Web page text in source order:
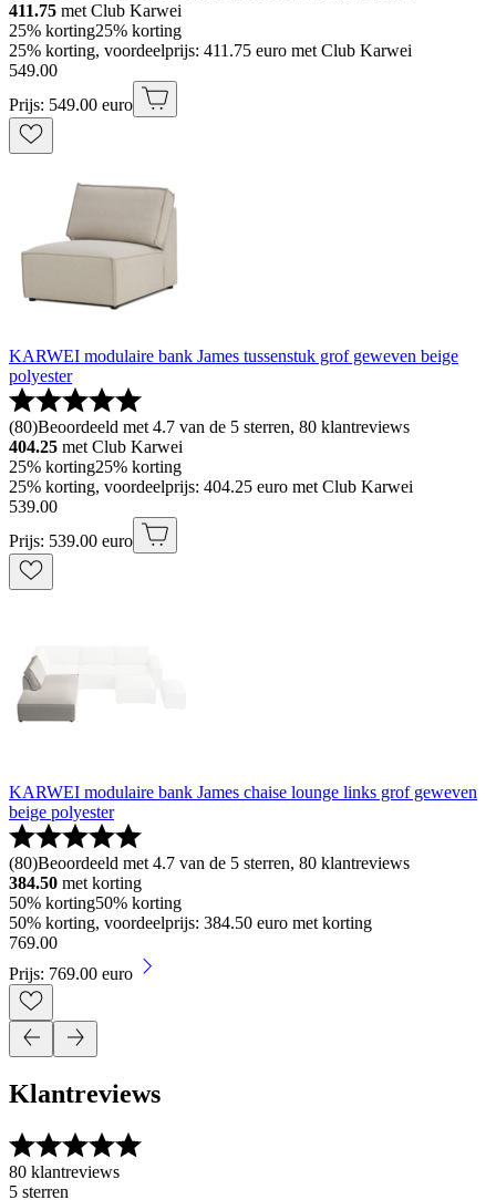
411.75 met Club Karwei
25% korting25% korting
25% korting, voordeelprijs: 411.75 euro met Club Karwei
549.00
Prijs: 549.00 euro
KARWEI modulaire bank James tussenstuk grof geweven beige
polyester
(80)Beoordeeld met 4.7 van de 5 sterren, 80 klantreviews
404.25 met Club Karwei
25% korting25% korting
25% korting, voordeelprijs: 404.25 euro met Club Karwei
539.00
Prijs: 539.00 euro
KARWEI modulaire bank James chaise lounge links grof geweven
beige polyester
(80)Beoordeeld met 4.7 van de 5 sterren, 80 klantreviews
384.50 met korting
50% korting50% korting
50% korting, voordeelprijs: 384.50 euro met korting
769.00
Prijs: 769.00 euro
Klantreviews
80 klantreviews
5 sterren